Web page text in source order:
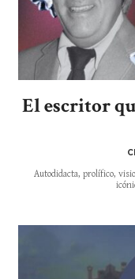
El escritor
Autodidacta, prolífico,